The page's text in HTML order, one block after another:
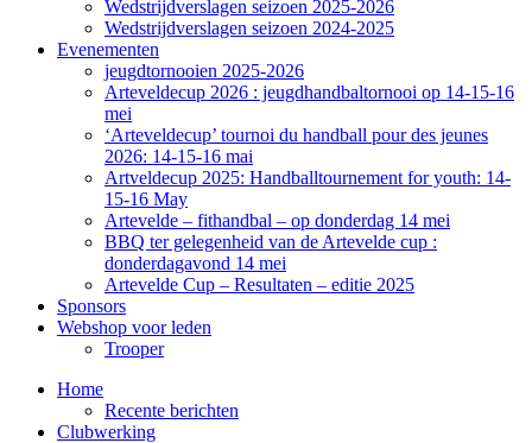
Wedstrijdverslagen seizoen 2025-2026
Wedstrijdverslagen seizoen 2024-2025
Evenementen
jeugdtornooien 2025-2026
Arteveldecup 2026 : jeugdhandbaltornooi op 14-15-16
mei
‘Arteveldecup’ tournoi du handball pour des jeunes
2026: 14-15-16 mai
Artveldecup 2025: Handballtournement for youth: 14-
15-16 May
Artevelde – fithandbal – op donderdag 14 mei
BBQ ter gelegenheid van de Artevelde cup :
donderdagavond 14 mei
Artevelde Cup – Resultaten – editie 2025
Sponsors
Webshop voor leden
Trooper
Home
Recente berichten
Clubwerking